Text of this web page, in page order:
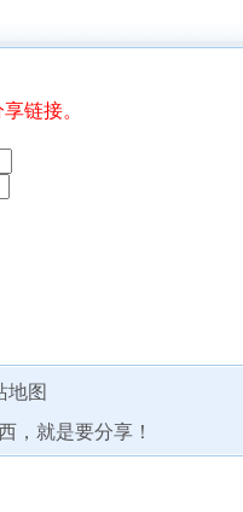
链接。
地图
，就是要分享！